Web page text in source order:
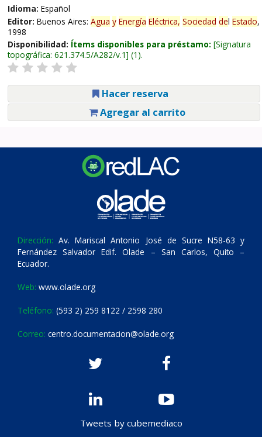
Idioma: Español
Editor: Buenos Aires: Agua y Energía Eléctrica, Sociedad del Estado,
1998
Disponibilidad: Ítems disponibles para préstamo: Signatura
topográfica: 621.374.5/A282/v.1 (1).
Hacer reserva
Agregar al carrito
Dirección: Av. Mariscal Antonio José de Sucre N58-63 y
Fernández Salvador Edif. Olade – San Carlos, Quito –
Ecuador.
Web: www.olade.org
Teléfono: (593 2) 259 8122 / 2598 280
Correo: centro.documentacion@olade.org
Tweets by cubemediaco